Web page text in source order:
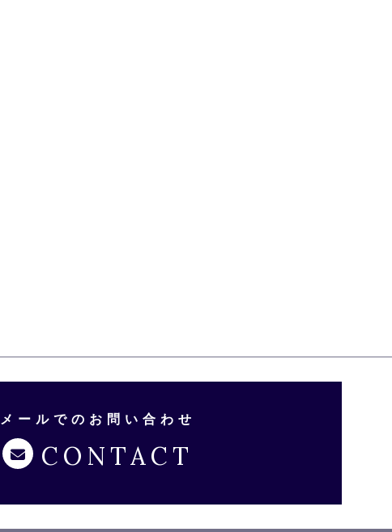
メールでのお問い合わせ
CONTACT